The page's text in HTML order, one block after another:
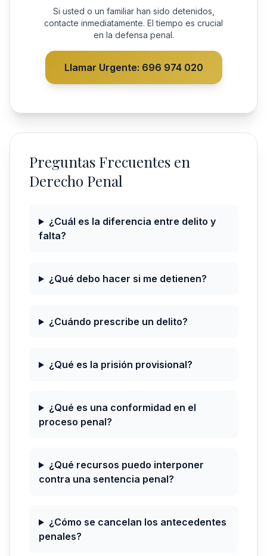
Si usted o un familiar han sido detenidos,
contacte inmediatamente. El tiempo es crucial
en la defensa penal.
Llamar Urgente: 696 974 020
Preguntas Frecuentes en
Derecho Penal
¿Cuál es la diferencia entre delito y
falta?
¿Qué debo hacer si me detienen?
¿Cuándo prescribe un delito?
¿Qué es la prisión provisional?
¿Qué es una conformidad en el
proceso penal?
¿Qué recursos puedo interponer
contra una sentencia penal?
¿Cómo se cancelan los antecedentes
penales?